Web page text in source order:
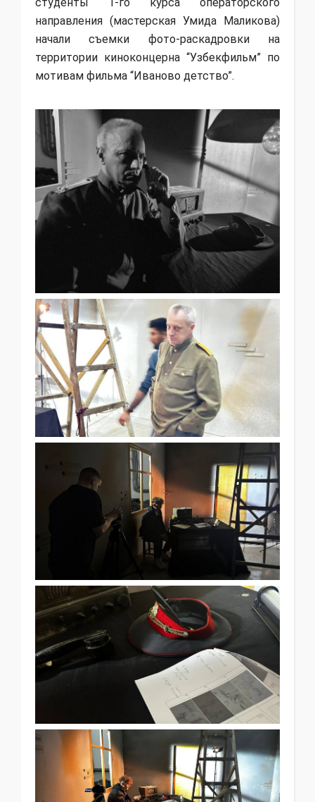
направления (мастерская Умида Маликова)
начали съемки фото-раскадровки на
территории киноконцерна “Узбекфильм” по
мотивам фильма “Иваново детство”.